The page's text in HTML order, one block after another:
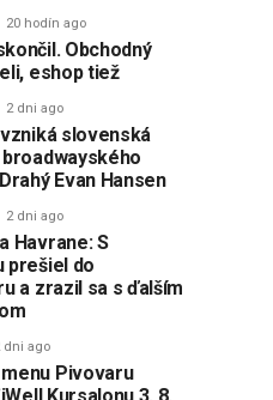
20 hodín ago
Obchodný
eshop tiež
2 dni ago
slovenská
Evan Hansen
2 dni ago
Havrane: S
prešiel do
a zrazil sa s ďalším
dni ago
Pivovaru